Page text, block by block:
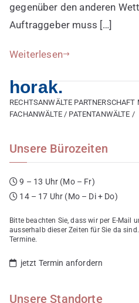
gegenüber den anderen
Auftraggeber muss […]
Weiterlesen
horak.
RECHTSANWÄLTE PARTNERSCHAFT
FACHANWÄLTE / PATENTANWÄLTE /
Unsere Bürozeiten
9 – 13 Uhr (Mo – Fr)
14 – 17 Uhr (Mo – Di + Do)
Bitte beachten Sie, dass wir per E-Mail
ausserhalb dieser Zeiten für Sie da
Termine.
jetzt Termin anfordern
Unsere Standorte